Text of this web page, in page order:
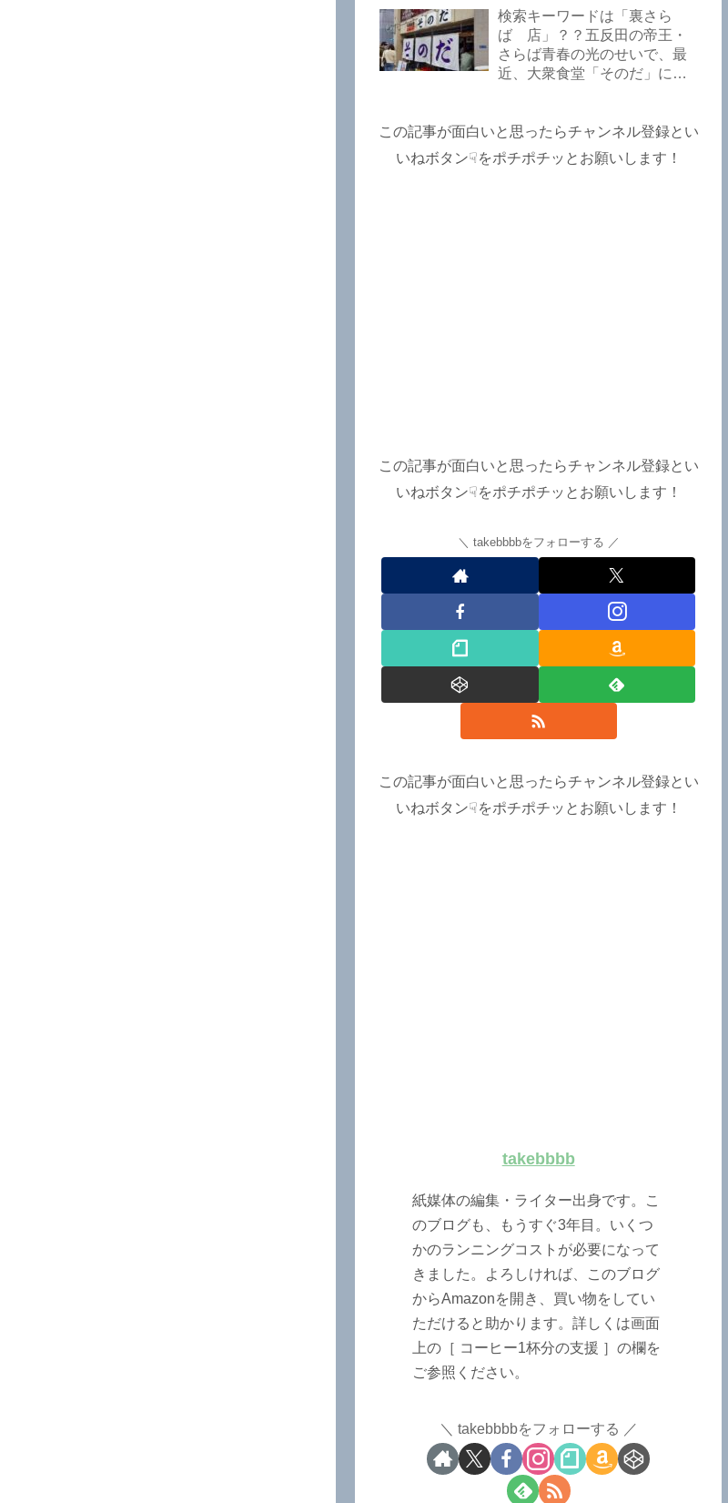
リ】【ラブバイツ ライブ
2025 セトリ】【LOVEBITES
海外の反応】あたりがトレン
ドキーワードのようです。
姿がたくさん見られました
よ！～しながわロックラジオ
検索キーワードは「裏さら
ば 店」？？五反田の帝王・
さらば青春の光のせいで、最
近、大衆食堂「そのだ」に入
グルメ】
この記事が面白いと思ったらチャンネル登録とい
いねボタン☟をポチポチッとお願いします！
この記事が面白いと思ったらチャンネル登録とい
いねボタン☟をポチポチッとお願いします！
takebbbbをフォローする
この記事が面白いと思ったらチャンネル登録とい
いねボタン☟をポチポチッとお願いします！
takebbbb
紙媒体の編集・ライター出身です。こ
のブログも、もうすぐ3年目。いくつ
かのランニングコストが必要になって
きました。よろしければ、このブログ
からAmazonを開き、買い物をしてい
ただけると助かります。詳しくは画面
上の［ コーヒー1杯分の支援 ］の欄を
ご参照ください。
takebbbbをフォローする